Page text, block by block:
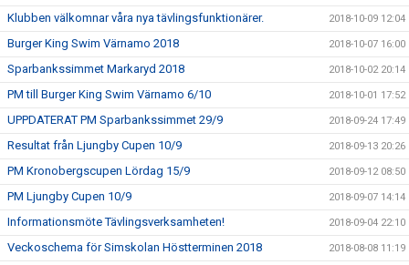
Klubben välkomnar våra nya tävlingsfunktionärer. 2018-10-09 12:04
Burger King Swim Värnamo 2018 2018-10-07 16:00
Sparbankssimmet Markaryd 2018 2018-10-02 20:14
PM till Burger King Swim Värnamo 6/10 2018-10-01 17:52
UPPDATERAT PM Sparbankssimmet 29/9 2018-09-24 17:49
Resultat från Ljungby Cupen 10/9 2018-09-13 20:26
PM Kronobergscupen Lördag 15/9 2018-09-12 08:50
PM Ljungby Cupen 10/9 2018-09-07 14:14
Informationsmöte Tävlingsverksamheten! 2018-09-04 22:10
Veckoschema för Simskolan Höstterminen 2018 2018-08-08 11:19